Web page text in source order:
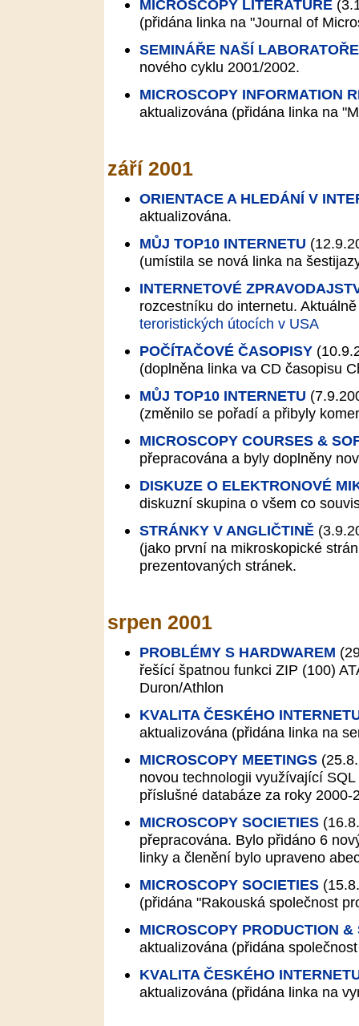
MICROSCOPY LITERATURE
(přidána linka na "Journal of
SEMINÁŘE NAŠÍ LABORATOŘE
nového cyklu 2001/2002.
MICROSCOPY INFORMATION
aktualizována (přidána linka na
září 2001
ORIENTACE A HLEDÁNÍ V
aktualizována.
MŮJ TOP10 INTERNETU
(umístila se nová linka na
INTERNETOVÉ
rozcestníku do internetu.
teroristických útocích v USA
POČÍTAČOVÉ ČASOPISY
(doplněna linka va CD časopisu
MŮJ TOP10 INTERNETU
(změnilo se pořadí a přibyly
MICROSCOPY COURSES &
přepracována a byly doplněny
DISKUZE O ELEKTRONOVÉ
diskuzní skupina o všem co
STRÁNKY V ANGLIČTINĚ
(jako první na mikroskopické
prezentovaných stránek.
srpen 2001
PROBLÉMY S HARDWAREM
řešící špatnou funkci ZIP (100)
Duron/Athlon
KVALITA ČESKÉHO
aktualizována (přidána linka na
MICROSCOPY MEETINGS
novou technologii využívající
příslušné databáze za roky
MICROSCOPY SOCIETIES
přepracována. Bylo přidáno 6
linky a členění bylo upraveno
MICROSCOPY SOCIETIES
(přidána "Rakouská společnost
MICROSCOPY PRODUCTION &
aktualizována (přidána
KVALITA ČESKÉHO
aktualizována (přidána linka na